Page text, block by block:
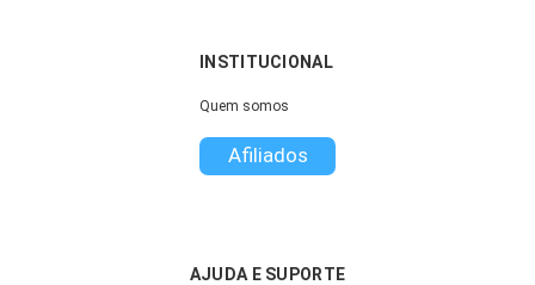
INSTITUCIONAL
Quem somos
Afiliados
AJUDA E SUPORTE